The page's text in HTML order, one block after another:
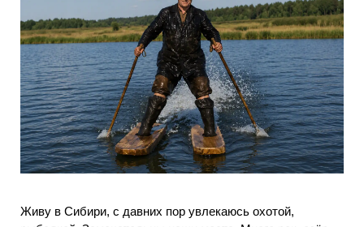
Живу в Сибири, с давних пор увлекаюсь охотой,